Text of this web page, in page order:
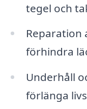
tegel och
Reparation
förhindra
Underhåll
förlänga